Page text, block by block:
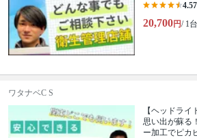
4.57
20,700円/ 1台
ワタナベC S
【ヘッドラ
思い出が蘇る
ー加工でピカ